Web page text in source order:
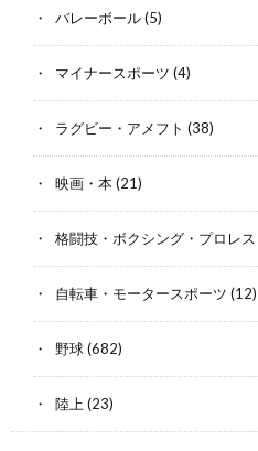
バレーボール(5)
マイナースポーツ (4)
ラグビー・アメフト (38)
映画・本(21)
格闘技・ボクシング・プロレス
自転車・モータースポーツ (12)
野球(682)
陸上 (23)